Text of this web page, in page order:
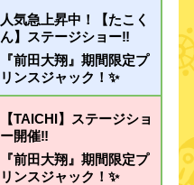
人気急上昇中！【たこく
ん】ステージショー‼️
『前田大翔』期間限定プ
リンスジャック！✨
【TAICHI】ステージショ
ー開催‼️
『前田大翔』期間限定プ
リンスジャック！✨